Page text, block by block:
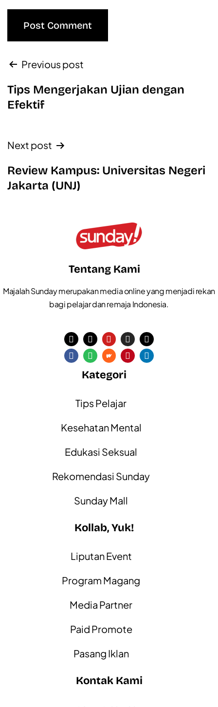
Previous post
Tips Mengerjakan Ujian dengan
Efektif
Next post
Review Kampus: Universitas Negeri
Jakarta (UNJ)
Tentang Kami
Majalah Sunday merupakan media online yang menjadi rekan
bagi pelajar dan remaja Indonesia.
Kategori
Tips Pelajar
Kesehatan Mental
Edukasi Seksual
Rekomendasi Sunday
Sunday Mall
Kollab, Yuk!
Liputan Event
Program Magang
Media Partner
Paid Promote
Pasang Iklan
Kontak Kami